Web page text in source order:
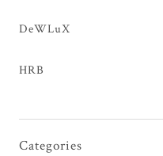
DeWLuX
HRB
Categories